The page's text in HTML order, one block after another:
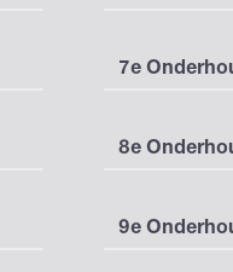
7e
8e
9e